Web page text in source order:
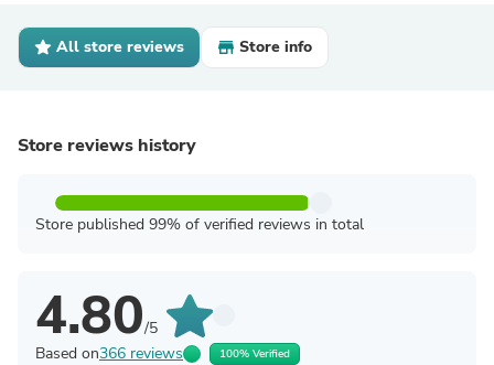
All store reviews Store info
Store reviews history
Store published 99% of verified reviews in total
4.80/5
Based on366 reviews 100% Verified